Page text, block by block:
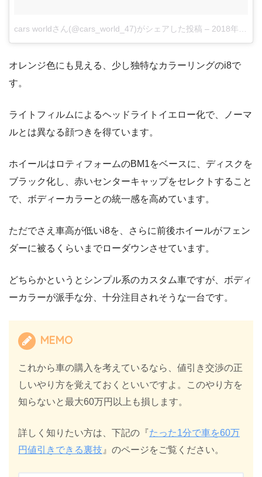
cars worldさん(@cars_world_47)がシェアした投稿 – 2018年 4月月25日午後7時18分PDT
オレンジ色にも見える、少し独特なカラーリングのi8で
す。
ライトフィルムによるヘッドライトイエロー化で、ノーマ
ルとは異なる顔つきを得ています。
ホイールはロティフォームのBM1をベースに、ディスクを
ブラック化し、赤いセンターキャップをセレクトすること
で、ボディーカラーとの統一感を高めています。
ただでさえ車高が低いi8を、さらに前後ホイールがフェン
ダーに被るくらいまでローダウンさせています。
どちらかというとシンプル系のカスタム車ですが、ボディ
ーカラーが派手な分、十分注目されそうな一台です。
MEMO
これから車の購入を考えているなら、値引き交渉の正
しいやり方を覚えておくといいですよ。このやり方を
知らないと最大60万円以上も損します。
詳しく知りたい方は、下記の『たった1分で車を60万
円値引きできる裏技 』のページをご覧ください。